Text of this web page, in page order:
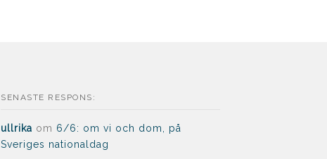
SENASTE RESPONS:
ullrika om 6/6: om vi och dom, på
Sveriges nationaldag